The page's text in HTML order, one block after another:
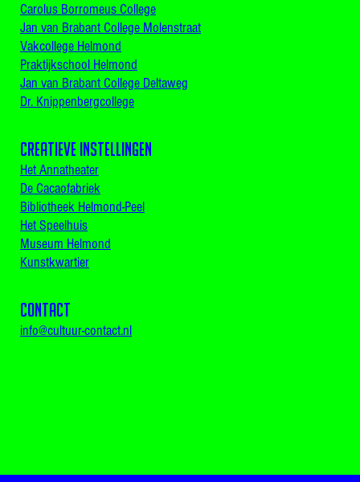
Carolus Borromeus College
Jan van Brabant College Molenstraat
Vakcollege Helmond
Praktijkschool Helmond
Jan van Brabant College Deltaweg
Dr. Knippenbergcollege
Creatieve instellingen
Het Annatheater
De Cacaofabriek
Bibliotheek Helmond-Peel
Het Speelhuis
Museum Helmond
Kunstkwartier
CONTACT
info@cultuur-contact.nl